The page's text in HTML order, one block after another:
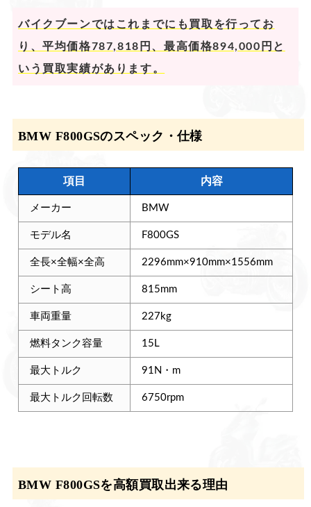
バイクブーンではこれまでにも買取を行ってお
り、平均価格787,818円、最高価格894,000円と
いう買取実績があります。
BMW F800GSのスペック・仕様
項目 内容
メーカー BMW
モデル名 F800GS
全長×全幅×全高 2296mm×910mm×1556mm
シート高 815mm
車両重量 227kg
燃料タンク容量 15L
最大トルク 91N・m
最大トルク回転数 6750rpm
BMW F800GSを高額買取出来る理由